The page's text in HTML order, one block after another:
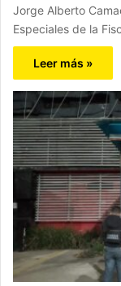
Jorge Alberto
Especiales de la
Leer más »